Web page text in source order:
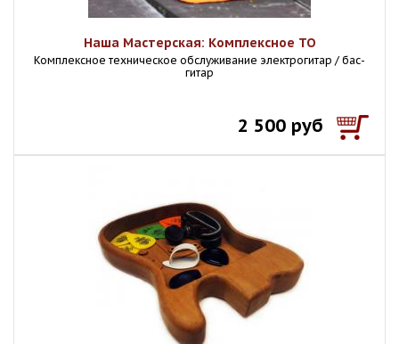
Наша Мастерская: Комплексное ТО
Комплексное техническое обслуживание электрогитар / бас-
гитар
2 500 руб